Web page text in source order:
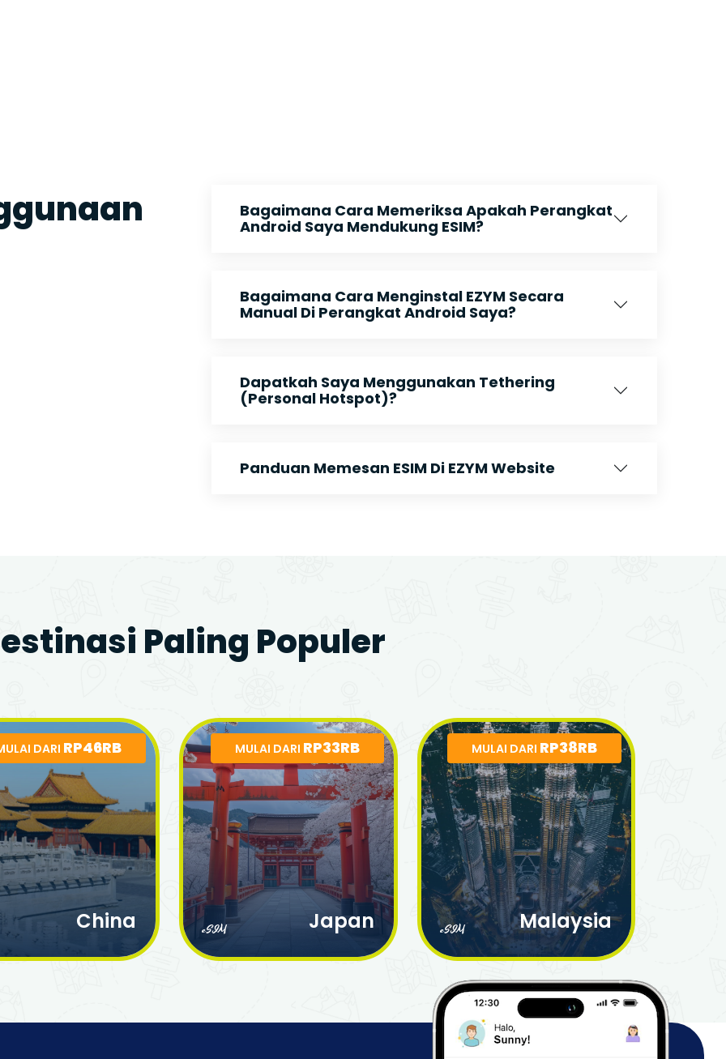
Bagaimana Cara Memeriksa Apakah Perangkat
Android Saya Mendukung ESIM?
Bagaimana Cara Menginstal EZYM Secara
Manual Di Perangkat Android Saya?
Dapatkah Saya Menggunakan Tethering
(Personal Hotspot)?
Panduan Memesan ESIM Di EZYM Website
Paling Populer
DARI RP46RB
China
MULAI DARI RP33RB
eSIM Japan
MULAI DARI RP38RB
eSIM Malaysia